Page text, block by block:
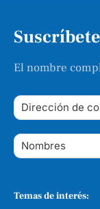
El nombre
Temas de interés: